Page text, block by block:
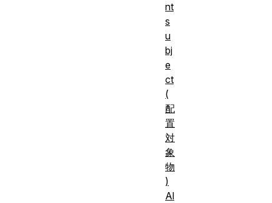
nt
s
u
bj
e
ct
(
配
置
対
象
物
)
Al